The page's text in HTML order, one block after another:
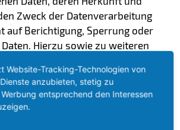
Zweck der Datenverarbeitung
auf Berichtigung, Sperrung oder
Hierzu sowie zu weiteren
unter der im Impressum
an uns wenden.
Website-Tracking-Technologien von
anzubieten, stetig zu
entsprechend den Interessen